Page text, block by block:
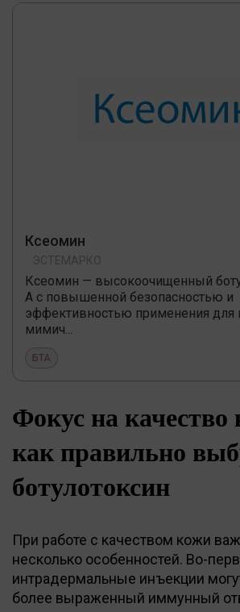
Ксеомин
ЭСТЕМАРКО
Ксеомин — высокоочищенный
А с повышенной безопасностью и
эффективностью применения для
мимич...
БТА
Фокус на качество
как правильно
ботулотоксин
При работе с качеством кожи
несколько особенностей. Во-
интрадермальные инъекции
более выраженный иммунный